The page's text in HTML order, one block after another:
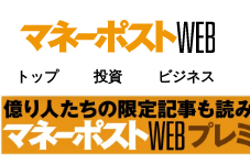
トップ 投資 ビジネス